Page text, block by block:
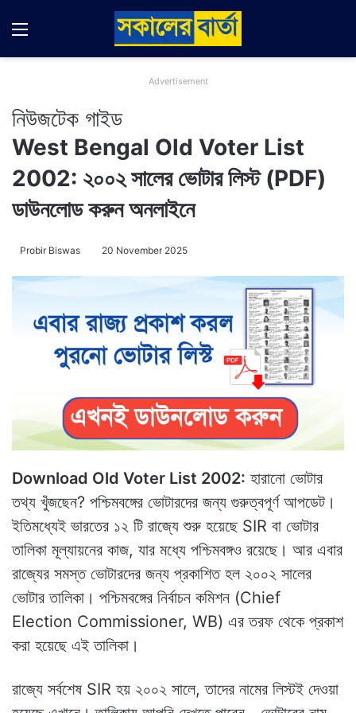
Menu
Advertisement
নিউজটেক গাইড
West Bengal Old Voter List
2002: ২০০২ সালের ভোটার লিস্ট (PDF)
ডাউনলোড করুন অনলাইনে
Probir Biswas 20 November 2025
Download Old Voter List 2002: হারানো ভোটার
তথ্য খুঁজছেন? পশ্চিমবঙ্গের ভোটারদের জন্য গুরুত্বপূর্ণ আপডেট।
ইতিমধ্যেই ভারতের ১২ টি রাজ্যে শুরু হয়েছে SIR বা ভোটার
তালিকা মূল্যায়নের কাজ, যার মধ্যে পশ্চিমবঙ্গও রয়েছে। আর এবার
রাজ্যের সমস্ত ভোটারদের জন্য প্রকাশিত হল ২০০২ সালের
ভোটার তালিকা। পশ্চিমবঙ্গের নির্বাচন কমিশন (Chief
Election Commissioner, WB) এর তরফ থেকে প্রকাশ
করা হয়েছে এই তালিকা।
রাজ্যে সর্বশেষ SIR হয় ২০০২ সালে, তাদের নামের লিস্টই দেওয়া